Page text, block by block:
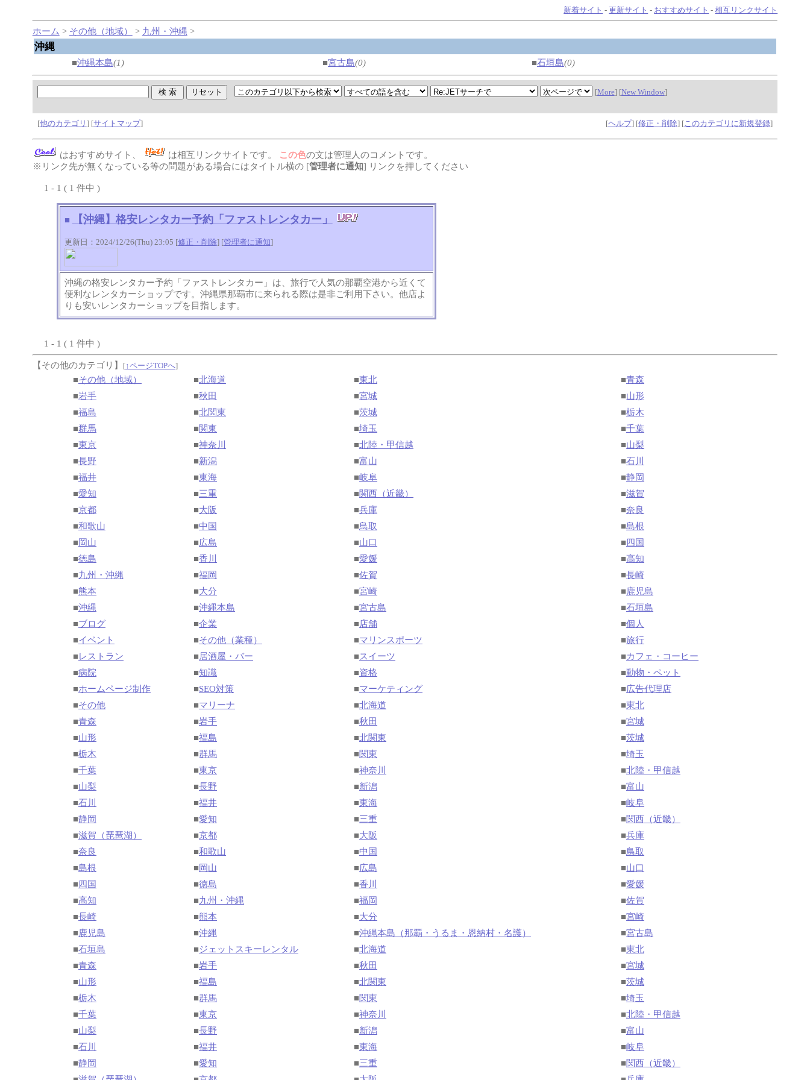
新着サイト -更新サイト - おすすめサイト -相互リンクサイト
ホーム > その他（地域） > 九州・沖縄 >
沖縄
■沖縄本島(1) ■宮古島(0) ■石垣島(0)
[More] [New Window]
[他のカテゴリ ] [サイトマップ] [ヘルプ] [修正・削除] [このカテゴリに新規登録]
はおすすめサイト、 は相互リンクサイトです。 この色の文は管理人のコメントです。
※リンク先が無くなっている等の問題がある場合にはタイトル横の [管理者に通知] リンクを押してください
1 - 1 ( 1 件中 )
■ 【沖縄】格安レンタカー予約「ファストレンタカー」
更新日：2024/12/26(Thu) 23:05 [修正・削除] [管理者に通知]
沖縄の格安レンタカー予約「ファストレンタカー」は、旅行で人気の那覇空港から近くて
便利なレンタカーショップです。沖縄県那覇市に来られる際は是非ご利用下さい。他店よ
りも安いレンタカーショップを目指します。
1 - 1 ( 1 件中 )
【その他のカテゴリ】 [↑ページTOPへ]
■その他（地域） ■北海道 ■東北 ■青森
■岩手 ■秋田 ■宮城 ■山形
■福島 ■北関東 ■茨城 ■栃木
■群馬 ■関東 ■埼玉 ■千葉
■東京 ■神奈川 ■北陸・甲信越 ■山梨
■長野 ■新潟 ■富山 ■石川
■福井 ■東海 ■岐阜 ■静岡
■愛知 ■三重 ■関西（近畿） ■滋賀
■京都 ■大阪 ■兵庫 ■奈良
■和歌山 ■中国 ■鳥取 ■島根
■ 岡山 ■広島 ■山口 ■ 四国
■徳島 ■香川 ■愛媛 ■高知
■九州・沖縄 ■福岡 ■佐賀 ■長崎
■熊本 ■大分 ■宮崎 ■鹿児島
■沖縄 ■沖縄本島 ■宮古島 ■石垣島
■ブログ ■企業 ■店舗 ■個人
■イベント ■その他（業種） ■マリンスポーツ ■旅行
■レストラン ■居酒屋・バー ■スイーツ ■カフェ・コーヒー
■病院 ■知識 ■資格 ■動物・ペット
■ホームページ制作 ■SEO対策 ■マーケティング ■広告代理店
■その他 ■マリーナ ■北海道 ■東北
■青森 ■岩手 ■秋田 ■宮城
■山形 ■福島 ■北関東 ■茨城
■栃木 ■群馬 ■関東 ■埼玉
■千葉 ■東京 ■神奈川 ■北陸・甲信越
■山梨 ■長野 ■新潟 ■富山
■石川 ■福井 ■東海 ■岐阜
■静岡 ■愛知 ■三重 ■関西（近畿）
■滋賀（琵琶湖） ■京都 ■大阪 ■兵庫
■奈良 ■和歌山 ■中国 ■鳥取
■島根 ■ 岡山 ■広島 ■山口
■ 四国 ■徳島 ■香川 ■愛媛
■高知 ■九州・沖縄 ■福岡 ■佐賀
■長崎 ■熊本 ■大分 ■宮崎
■鹿児島 ■沖縄 ■沖縄本島（那覇・うるま・恩納村・名護） ■宮古島
■石垣島 ■ジェットスキーレンタル ■北海道 ■東北
■青森 ■岩手 ■秋田 ■宮城
■山形 ■福島 ■北関東 ■茨城
■栃木 ■群馬 ■関東 ■埼玉
■千葉 ■東京 ■神奈川 ■北陸・甲信越
■山梨 ■長野 ■新潟 ■富山
■石川 ■福井 ■東海 ■岐阜
■静岡 ■愛知 ■三重 ■関西（近畿）